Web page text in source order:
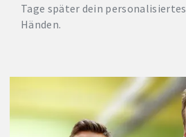
Tage später dein
Händen.